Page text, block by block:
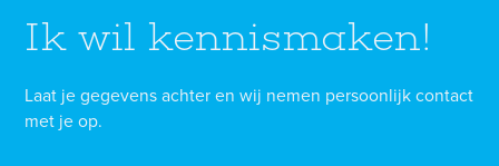
Ik wil kennismaken!
Laat je gegevens achter en wij nemen persoonlijk contact
met je op.